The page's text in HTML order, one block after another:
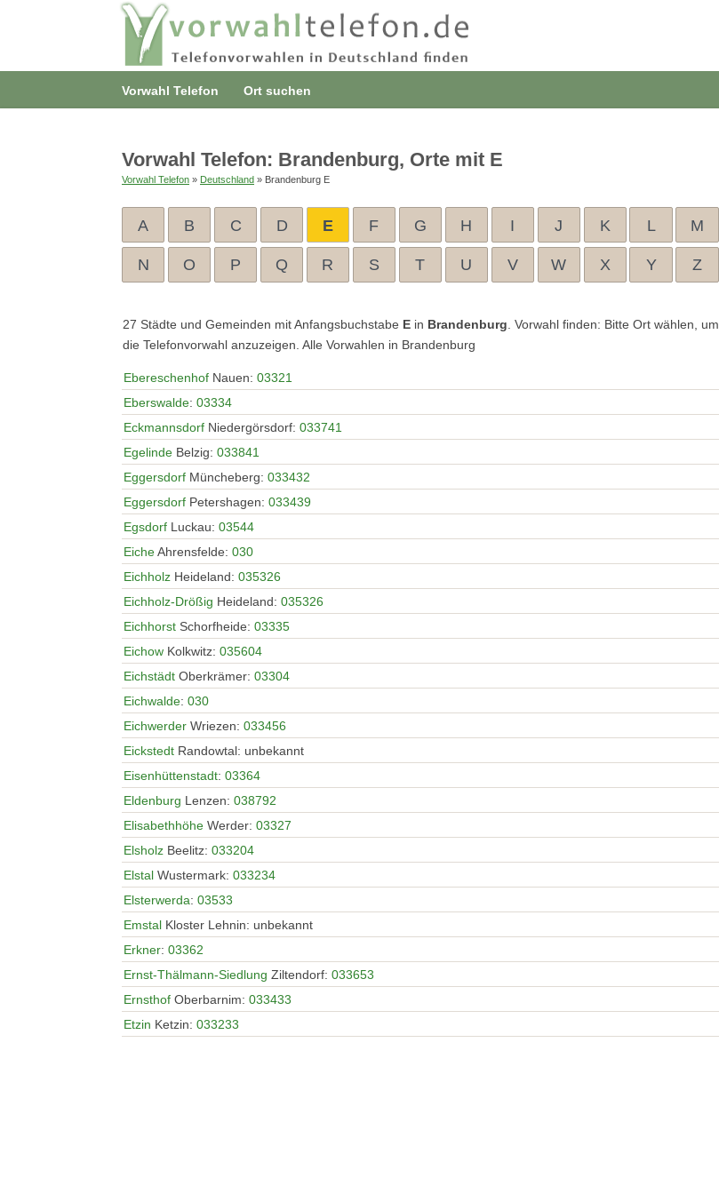
Vorwahl Telefon Ort suchen
Vorwahl Telefon: Brandenburg, Orte mit E
Vorwahl Telefon » Deutschland » Brandenburg E
A B C D E F G H I J K L M
N O P Q R S T U V W X Y Z
27 Städte und Gemeinden mit Anfangsbuchstabe E in Brandenburg . Vorwahl finden: Bitte Ort wählen, um
die Telefonvorwahl anzuzeigen. Alle Vorwahlen in Brandenburg
Ebereschenhof Nauen: 03321
Eberswalde: 03334
Eckmannsdorf Niedergörsdorf: 033741
Egelinde Belzig: 033841
Eggersdorf Müncheberg: 033432
Eggersdorf Petershagen: 033439
Egsdorf Luckau: 03544
EicheAhrensfelde: 030
Eichholz Heideland: 035326
Eichholz-Drößig Heideland: 035326
Eichhorst Schorfheide: 03335
Eichow Kolkwitz: 035604
Eichstädt Oberkrämer: 03304
Eichwalde: 030
Eichwerder Wriezen: 033456
Eickstedt Randowtal: unbekannt
Eisenhüttenstadt: 03364
Eldenburg Lenzen: 038792
Elisabethhöhe Werder: 03327
Elsholz Beelitz: 033204
Elstal Wustermark: 033234
Elsterwerda: 03533
Emstal Kloster Lehnin: unbekannt
Erkner: 03362
Ernst-Thälmann-Siedlung Ziltendorf: 033653
Ernsthof Oberbarnim: 033433
Etzin Ketzin: 033233